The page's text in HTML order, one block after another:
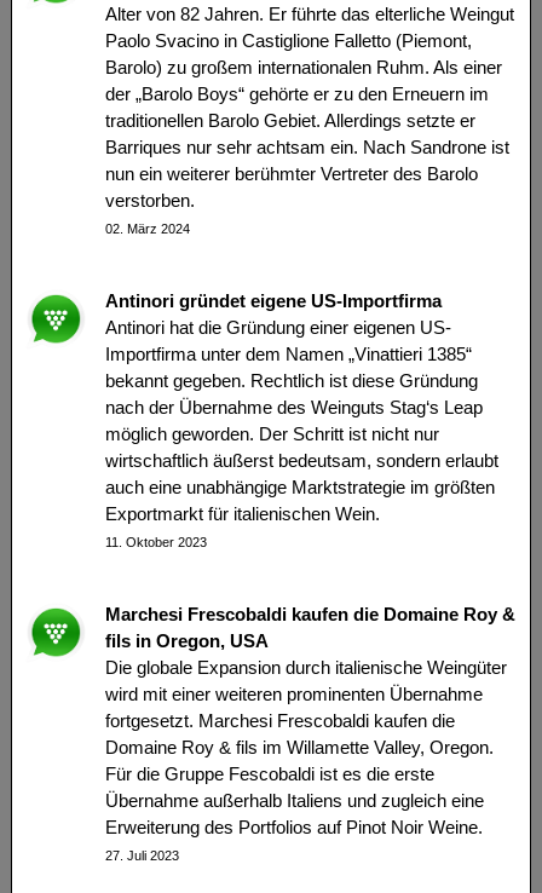
Alter von 82 Jahren. Er führte das elterliche Weingut
Paolo Svacino in Castiglione Falletto (Piemont,
Barolo) zu großem internationalen Ruhm. Als einer
der „Barolo Boys“ gehörte er zu den Erneuern im
traditionellen Barolo Gebiet. Allerdings setzte er
Barriques nur sehr achtsam ein. Nach Sandrone ist
nun ein weiterer berühmter Vertreter des Barolo
verstorben.
02. März 2024
Antinori gründet eigene US-Importfirma
Antinori hat die Gründung einer eigenen US-
Importfirma unter dem Namen „Vinattieri 1385“
bekannt gegeben. Rechtlich ist diese Gründung
nach der Übernahme des Weinguts Stag‘s Leap
möglich geworden. Der Schritt ist nicht nur
wirtschaftlich äußerst bedeutsam, sondern erlaubt
auch eine unabhängige Marktstrategie im größten
Exportmarkt für italienischen Wein.
11. Oktober 2023
Marchesi Frescobaldi kaufen die Domaine Roy &
fils in Oregon, USA
Die globale Expansion durch italienische Weingüter
wird mit einer weiteren prominenten Übernahme
fortgesetzt. Marchesi Frescobaldi kaufen die
Domaine Roy & fils im Willamette Valley, Oregon.
Für die Gruppe Fescobaldi ist es die erste
Übernahme außerhalb Italiens und zugleich eine
Erweiterung des Portfolios auf Pinot Noir Weine.
27. Juli 2023